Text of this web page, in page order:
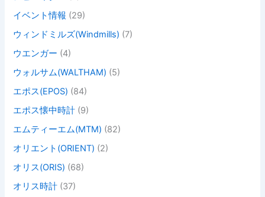
イベント情報 (29)
ウィンドミルズ(Windmills) (7)
ウエンガー (4)
ウォルサム(WALTHAM) (5)
エポス(EPOS) (84)
エポス懐中時計 (9)
エムティーエム(MTM) (82)
オリエント(ORIENT) (2)
オリス(ORIS) (68)
オリス時計 (37)